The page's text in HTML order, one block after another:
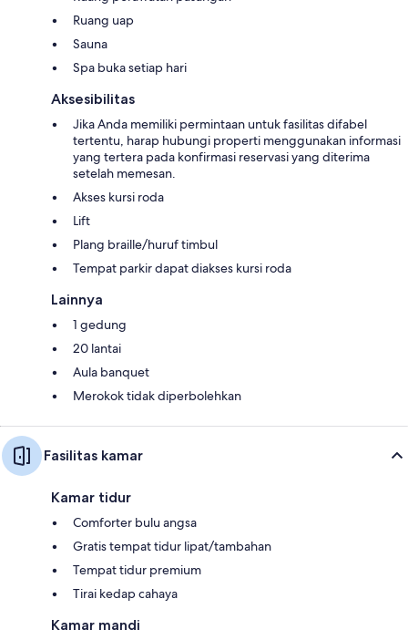
Ruang uap
Sauna
Spa buka setiap hari
Aksesibilitas
Jika Anda memiliki permintaan untuk fasilitas difabel
tertentu, harap hubungi properti menggunakan informasi
yang tertera pada konfirmasi reservasi yang diterima
setelah memesan.
Akses kursi roda
Lift
Plang braille/huruf timbul
Tempat parkir dapat diakses kursi roda
Lainnya
1 gedung
20 lantai
Aula banquet
Merokok tidak diperbolehkan
Fasilitas kamar
Kamar tidur
Comforter bulu angsa
Gratis tempat tidur lipat/tambahan
Tempat tidur premium
Tirai kedap cahaya
Kamar mandi